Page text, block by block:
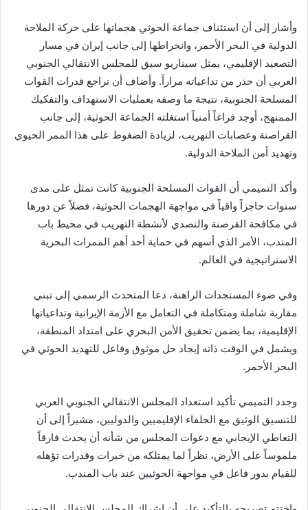
وأشار إلى أن استئناف جماعة الحوثي هجماتها على حركة الملاحة
الدولية في البحر الأحمر، وانخراطها إلى جانب إيران في مسار
التصعيد الإقليمي، يمثل سيناريو سبق للمجلس الانتقالي الجنوبي
العربي أن حذر من تداعياته مراراً. وأضاف أن تراجع قدرات القوات
المسلحة الجنوبية، نتيجة ما وصفه بعمليات الاستهداف والتفكيك
الممنهج، أوجد فراغاً أمنياً استغلته الجماعة الحوثية، إلى جانب
القراصنة وعصابات التهريب، لزيادة الضغوط على هذا الممر الحيوي
وتهديد أمن الملاحة الدولية.
وأكد التميمي أن القوات المسلحة الجنوبية كانت تمثل على مدى
سنوات حاجزاً واقياً في مواجهة الهجمات الحوثية، فضلاً عن دورها
في مكافحة القرصنة والتصدي لأنشطة التهريب في محيط باب
المندب، الأمر الذي أسهم في حماية أحد أهم الممرات البحرية
الاستراتيجية في العالم.
وفي ضوء المستجدات الراهنة، دعا المتحدث الرسمي إلى تبني
مقاربة شاملة ومتكاملة في التعامل مع الأزمة الإيرانية وتداعياتها
الإقليمية، بما يضمن تحقيق الأمن البحري على امتداد المنطقة،
ويشمل في الوقت ذاته إيجاد حل موثوق وفاعل للتهديد الحوثي في
البحر الأحمر.
وجدد التميمي تأكيد استعداد المجلس الانتقالي الجنوبي العربي
للتنسيق الوثيق مع الحلفاء الإقليميين والدوليين، مشيراً إلى أن
التعاطي الإيجابي مع دعوات المجلس من شأنه أن يحدث فارقاً
ملموساً على الأرض، نظراً لما يمتلكه من خبرات وقدرات تؤهله
للقيام بدور فاعل في مواجهة الحوثيين عند باب المندب.